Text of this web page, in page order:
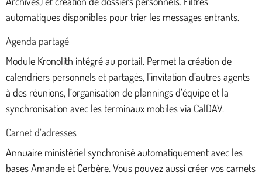
automatiques disponibles pour trier les messages entrants.
Agenda partagé
Module Kronolith intégré au portail. Permet la création de
calendriers personnels et partagés, l’invitation d’autres agents
à des réunions, l’organisation de plannings d’équipe et la
synchronisation avec les terminaux mobiles via CalDAV.
Carnet d’adresses
Annuaire ministériel synchronisé automatiquement avec les
bases Amande et Cerbère. Vous pouvez aussi créer vos carnets